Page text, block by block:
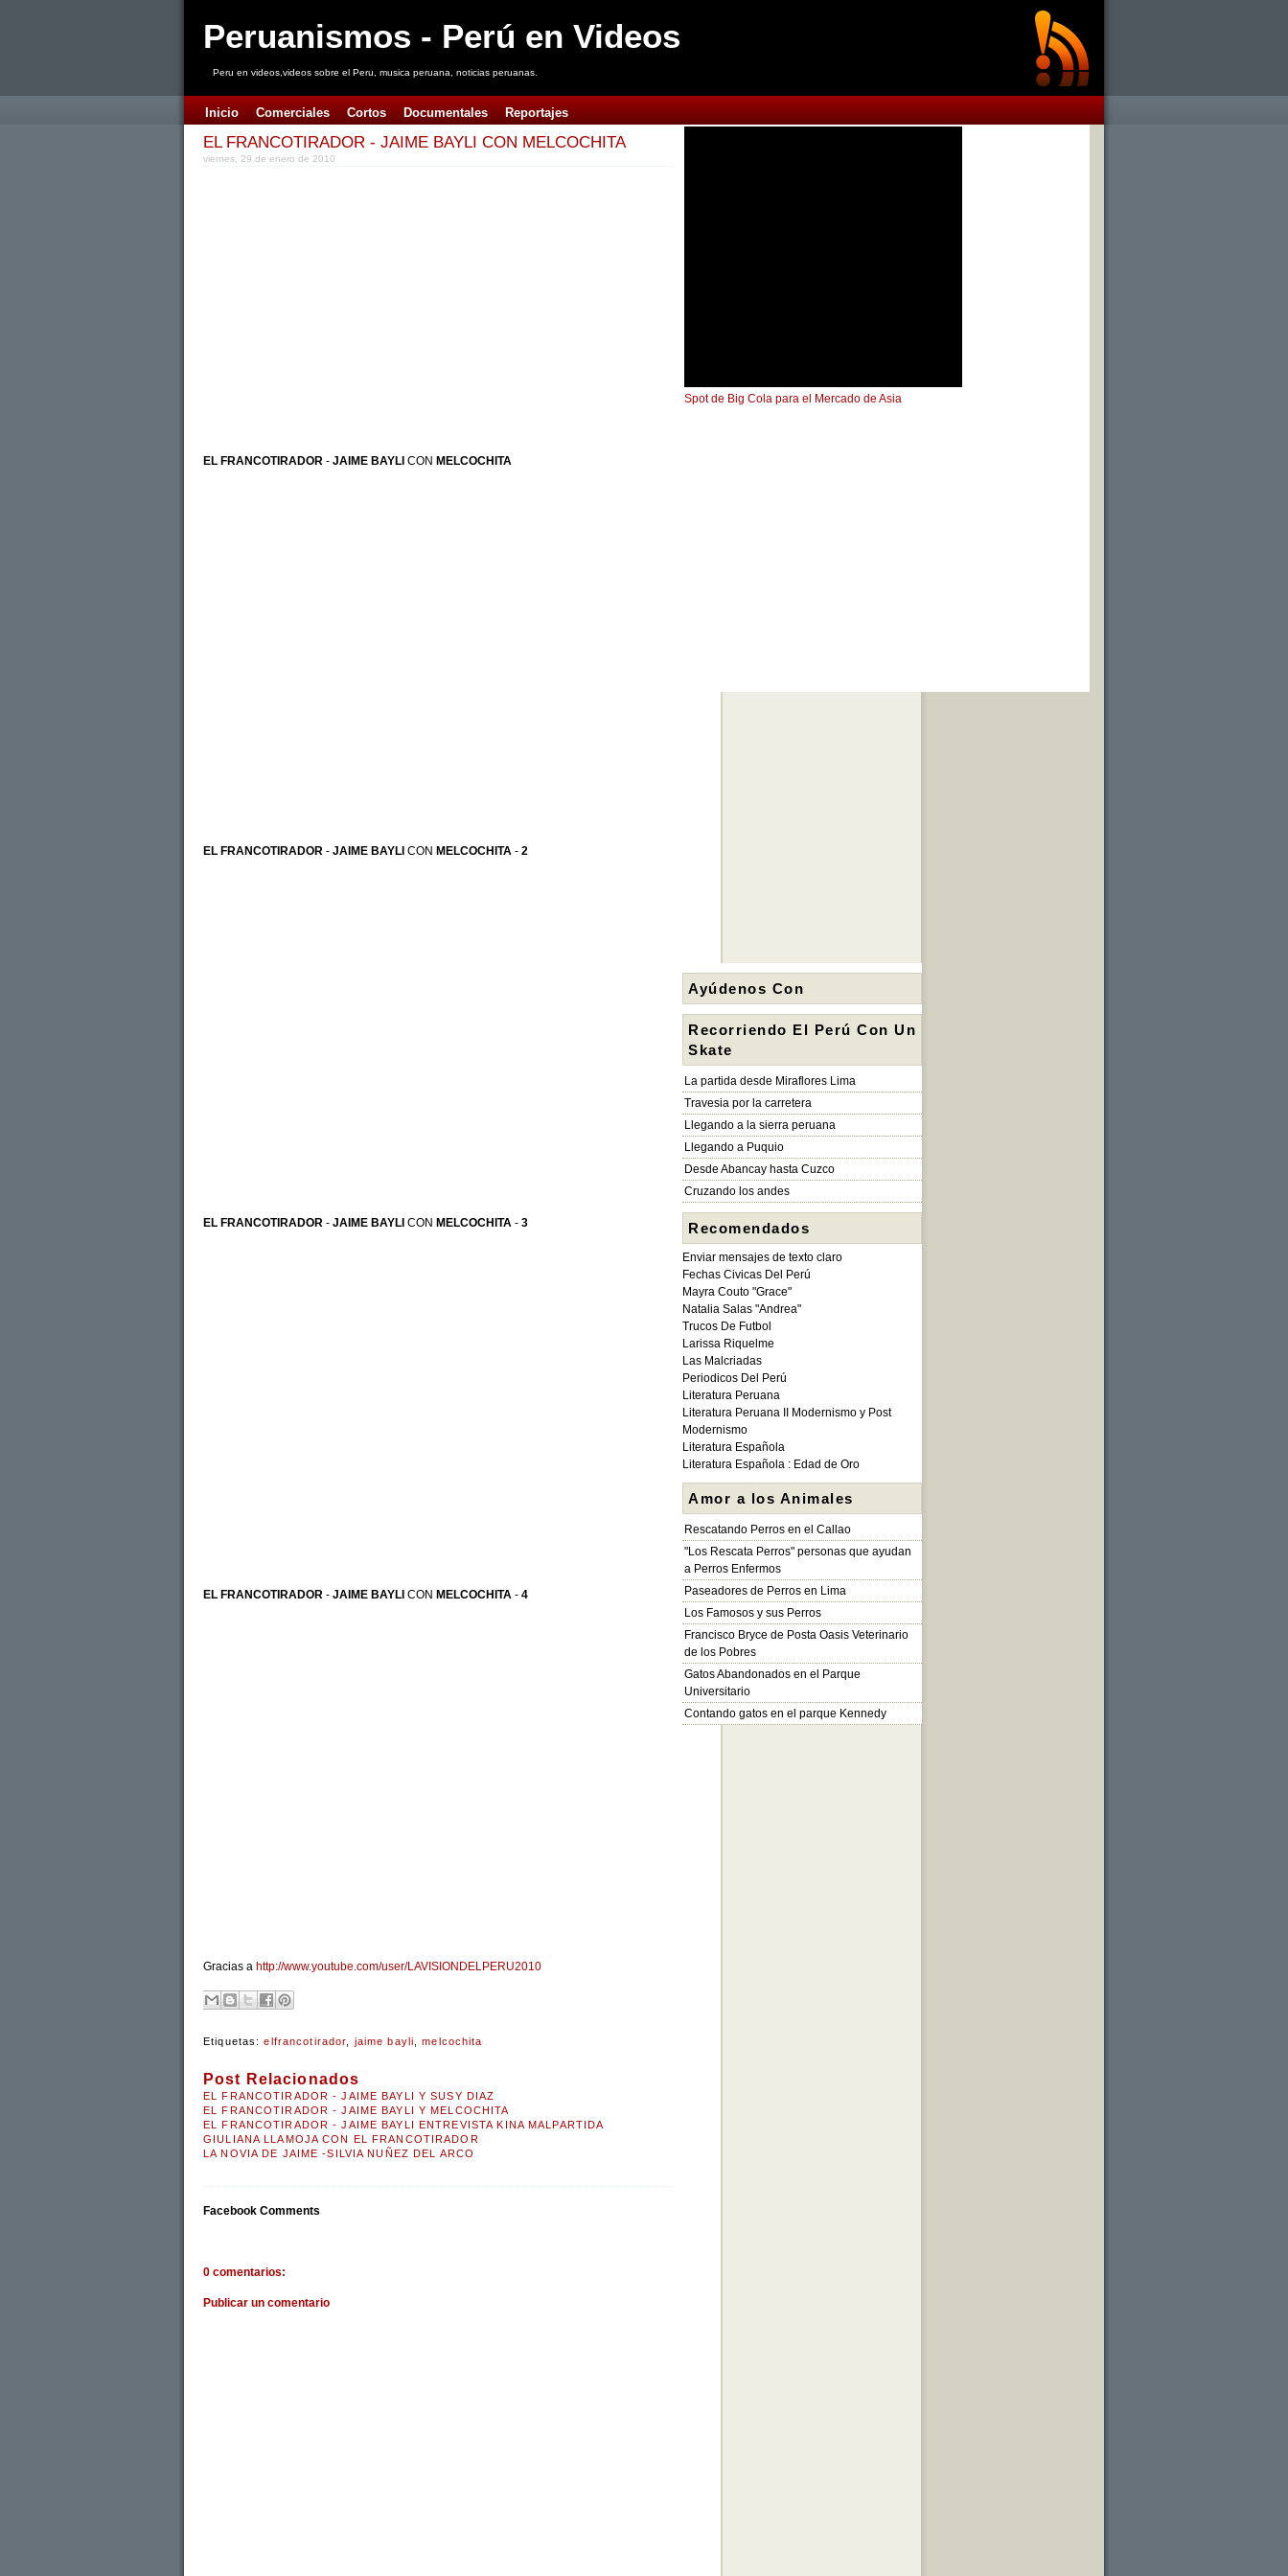
Peruanismos - Perú en Videos
Peru en videos,videos sobre el Peru, musica peruana, noticias peruanas.
Inicio Comerciales Cortos Documentales Reportajes
EL FRANCOTIRADOR - JAIME BAYLI CON MELCOCHITA
viernes, 29 de enero de 2010
EL FRANCOTIRADOR - JAIME BAYLI CON MELCOCHITA
EL FRANCOTIRADOR - JAIME BAYLI CON MELCOCHITA - 2
EL FRANCOTIRADOR - JAIME BAYLI CON MELCOCHITA - 3
EL FRANCOTIRADOR - JAIME BAYLI CON MELCOCHITA - 4
Gracias a http://www.youtube.com/user/LAVISIONDELPERU2010
Etiquetas:elfrancotirador, jaime bayli,melcochita
Post Relacionados
EL FRANCOTIRADOR - JAIME BAYLI Y SUSY DIAZ
EL FRANCOTIRADOR - JAIME BAYLI Y MELCOCHITA
EL FRANCOTIRADOR - JAIME BAYLI ENTREVISTA KINA MALPARTIDA
GIULIANA LLAMOJA CON EL FRANCOTIRADOR
LA NOVIA DE JAIME -SILVIA NUÑEZ DEL ARCO
Facebook Comments
0 comentarios:
Publicar un comentario
Spot de Big Cola para el Mercado de Asia
Ayúdenos Con
Recorriendo El Perú Con Un
Skate
La partida desde Miraflores Lima
Travesia por la carretera
Llegando a la sierra peruana
Llegando a Puquio
Desde Abancay hasta Cuzco
Cruzando los andes
Recomendados
Enviar mensajes de texto claro
Fechas Civicas Del Perú
Mayra Couto "Grace"
Natalia Salas "Andrea"
Trucos De Futbol
Larissa Riquelme
Las Malcriadas
Periodicos Del Perú
Literatura Peruana
Literatura Peruana II Modernismo y Post
Modernismo
Literatura Española
Literatura Española : Edad de Oro
Amor a los Animales
Rescatando Perros en el Callao
"Los Rescata Perros" personas que ayudan
a Perros Enfermos
Paseadores de Perros en Lima
Los Famosos y sus Perros
Francisco Bryce de Posta Oasis Veterinario
de los Pobres
Gatos Abandonados en el Parque
Universitario
Contando gatos en el parque Kennedy